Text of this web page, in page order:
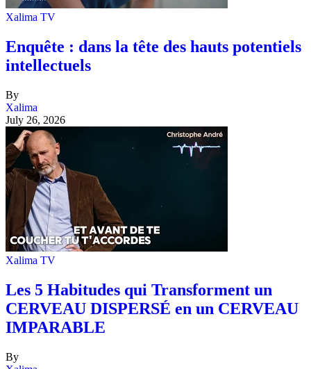
Xalima TV
Enquête : dans la tête des hauts potentiels
intellectuels
By
Xalima
July 26, 2026
Xalima TV
Les 5 Habitudes qui Transforment un
CERVEAU DISPERSÉ en un CERVEAU
IMPARABLE
By